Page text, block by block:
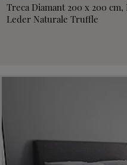
Treca Diamant 200 x 200
Leder Naturale Truffle